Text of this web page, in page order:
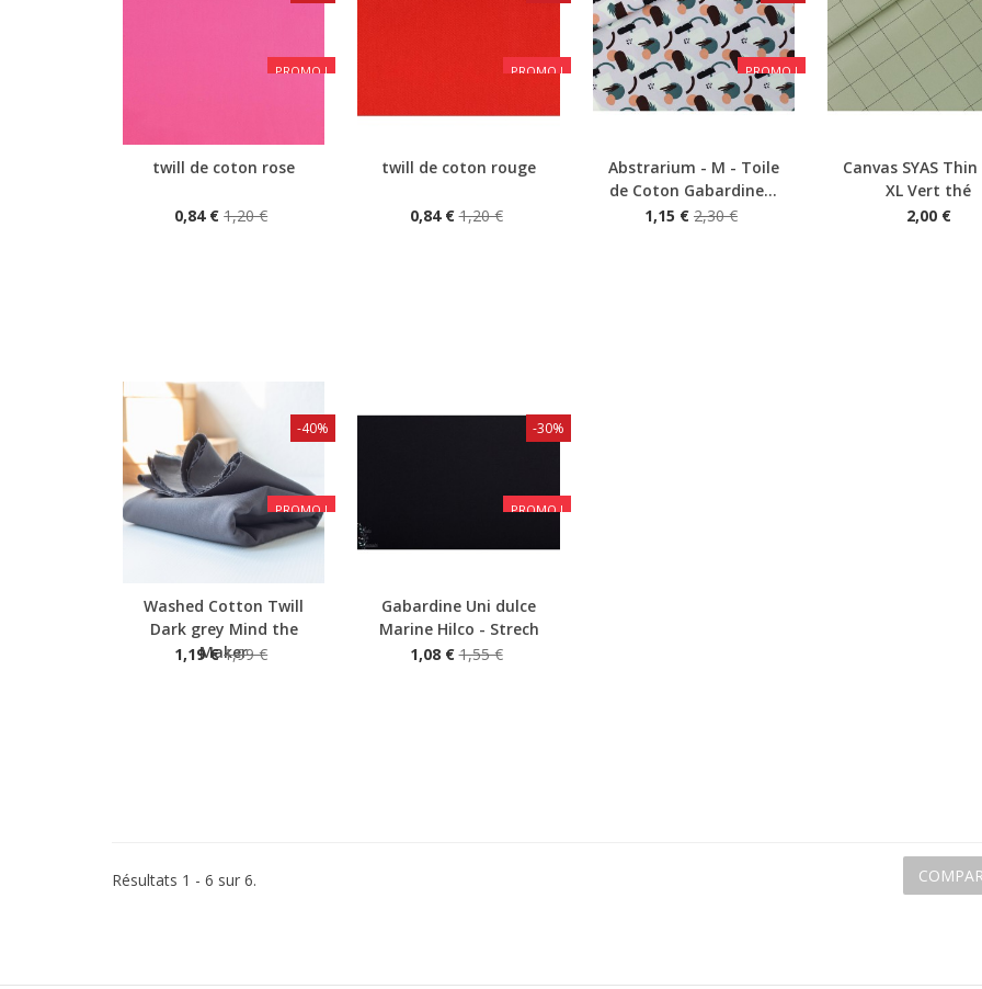
PROMO !
Aperçu rapide
twill de coton rose
0,84 € 1,20 €
PROMO !
Aperçu rapide
twill de coton rouge
0,84 € 1,20 €
PROMO !
Aperçu rapide
Abstrarium - M - Toile
de Coton Gabardine...
1,15 € 2,30 €
Aperçu rapide
Canvas SYAS
XL Vert thé
2,00 €
PROMO !
Aperçu rapide
Washed Cotton Twill
Dark grey Mind the
Maker
1,19 € 1,99 €
-40%
PROMO !
Aperçu rapide
Gabardine Uni dulce
Marine Hilco - Strech
1,08 € 1,55 €
-30%
Résultats 1 - 6 sur 6.